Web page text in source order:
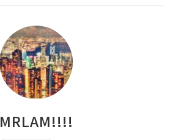
MRLAM!!!!